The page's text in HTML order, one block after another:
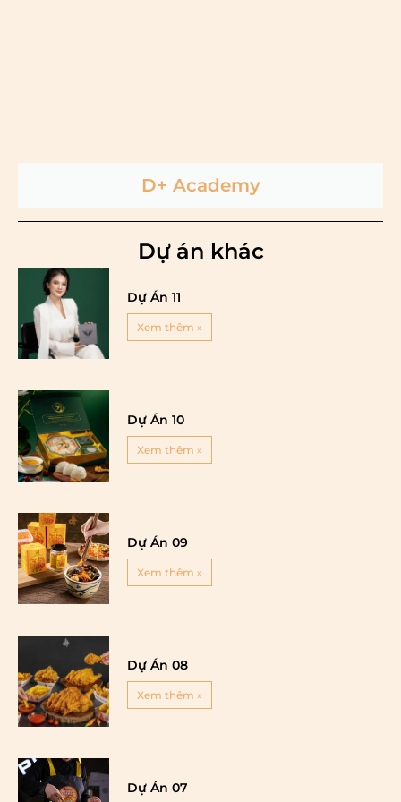
D+ Academy
Dự án khác
Dự Án 11
Xem thêm »
Dự Án 10
Xem thêm »
Dự Án 09
Xem thêm »
Dự Án 08
Xem thêm »
Dự Án 07